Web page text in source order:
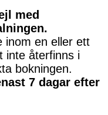
med
inom en eller ett
inte återfinns i
bokningen.
7 dagar efter